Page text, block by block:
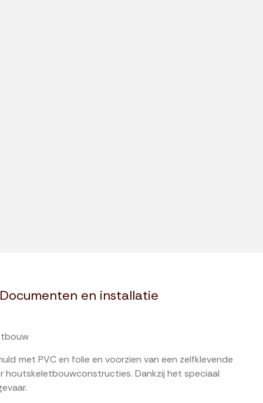
Documenten en installatie
met PVC en folie en voorzien van een zelfklevende
Dankzij het speciaal